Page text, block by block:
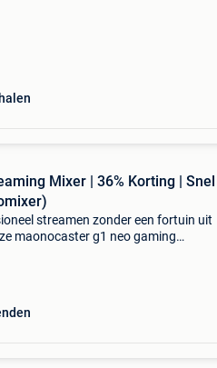
Mixer | 36% Korting | Snel
streamen zonder een fortuin uit
maonocaster g1 neo gaming